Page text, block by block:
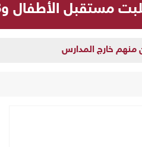
و8 ملايين منهم خارج المدارس